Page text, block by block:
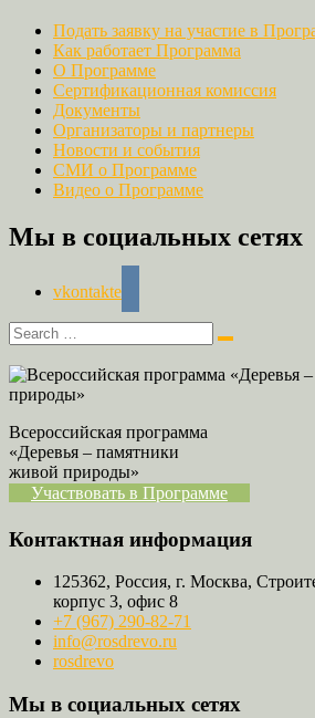
Подать заявку на участие в
Как работает Программа
О Программе
Сертификационная комиссия
Документы
Организаторы и партнеры
Новости и события
СМИ о Программе
Видео о Программе
Мы в социальных сетях
vkontakte
Всероссийская программа
«Деревья – памятники
живой природы»
Участвовать в Программе
Контактная информация
125362, Россия, г. Москва,
корпус 3, офис 8
+7 (967) 290-82-71
info@rosdrevo.ru
rosdrevo
Мы в социальных сетях